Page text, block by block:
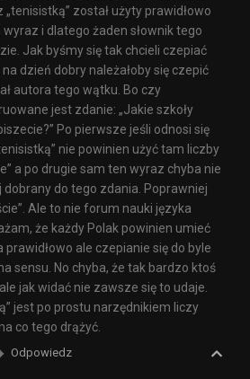
został użyty prawidłowo
i dlatego żaden słownik tego
Jak byśmy się tak chcieli czepiać
dzień dobry należałoby się czepić
autora tego wątku. Bo czy
jest zdanie: „Jakie szkoły
” Po pierwsze jeśli odnosi się
nie powinien użyć tam liczby
a po drugie sam ten wyraz chyba nie
dobrany do tego zdania. Poprawniej
Ale to nie forum nauki języka
że każdy Polak powinien umieć
prawidłowo ale czepianie się do byle
sensu. No chyba, że tak bardzo ktoś
jak widać nie zawsze się to udaje.
jest po prostu narzędnikiem liczy
co tego drążyć.
Odpowiedz